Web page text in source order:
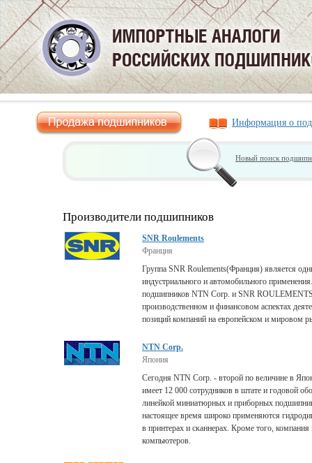
Информация о
Новый поиск
Производители подшипников
SNR Roulements
Франция
Группа SNR Roulements(Франция) является
индустриального и автомобильного
подшипников NTN Corp. и SNR ROULEMENTS
производственном и финансовом аспектах
позиций компаний на европейском и мировом
NTN Corp.
Япония
Сегодня NTN Corp. - второй по величине в
имеет 12 000 сотрудников в штате и годовой
линейкой миниатюрных и приборных
настоящее время широко применяются
в принтерах и сканнерах. Кроме того,
компьютеров.